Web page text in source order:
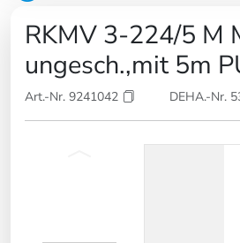
RKMV 3-224/5 M
ungesch.,mit 5m
Art.-Nr. 9241042 DEHA.-Nr.